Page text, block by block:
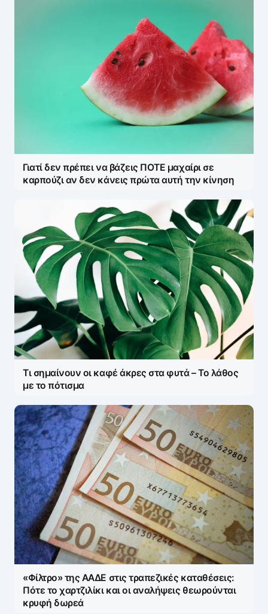
Γιατί δεν πρέπει να βάζεις ΠΟΤΕ μαχαίρι σε
καρπούζι αν δεν κάνεις πρώτα αυτή την κίνηση
Τι σημαίνουν οι καφέ άκρες στα φυτά – Το λάθος
με το πότισμα
«Φίλτρο» της ΑΑΔΕ στις τραπεζικές καταθέσεις:
Πότε το χαρτζιλίκι και οι αναλήψεις θεωρούνται
κρυφή δωρεά